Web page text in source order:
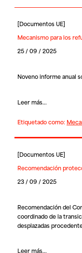
[Documentos UE]
Mecanismo para los
25 / 09 / 2025
Noveno informe anual
Leer más...
Etiquetado como:
[Documentos UE]
Recomendación
23 / 09 / 2025
Recomendación del
coordinado de la
desplazadas
Leer más...